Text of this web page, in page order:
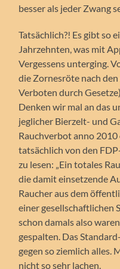
besser als jeder Zwang
Tatsächlich?! Es gibt so
Jahrzehnten, was mit
Vergessens unterging.
die Zornesröte nach
Verboten durch
Denken wir mal an das
jeglicher Bierzelt- und
Rauchverbot anno 2010
tatsächlich von den
zu lesen: „Ein totales
die damit einsetzende
Raucher aus dem
einer gesellschaftlichen
schon damals also
gespalten. Das
gegen so ziemlich alles.
nicht so sehr lachen.